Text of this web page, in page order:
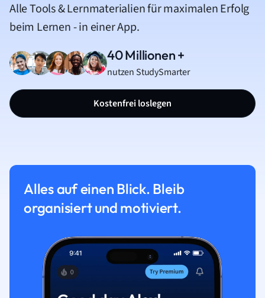
Alle Tools & Lernmaterialien für maximalen Erfolg
beim Lernen - in einer App.
40 Millionen +
nutzen StudySmarter
Kostenfrei loslegen
Alles auf einen Blick. Bleib
organisiert und motiviert.